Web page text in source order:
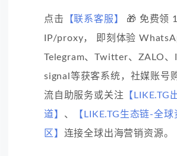
点击 【联系客服】
🎁 免费领
IP/proxy， 即刻体验
Telegram、Twitter、ZALO、
signal等获客系统，社媒账号
流自助服务或关注 【LIKE.TG
道】 、
【LIKE.TG生态链-全
区】 连接全球出海营销资源。